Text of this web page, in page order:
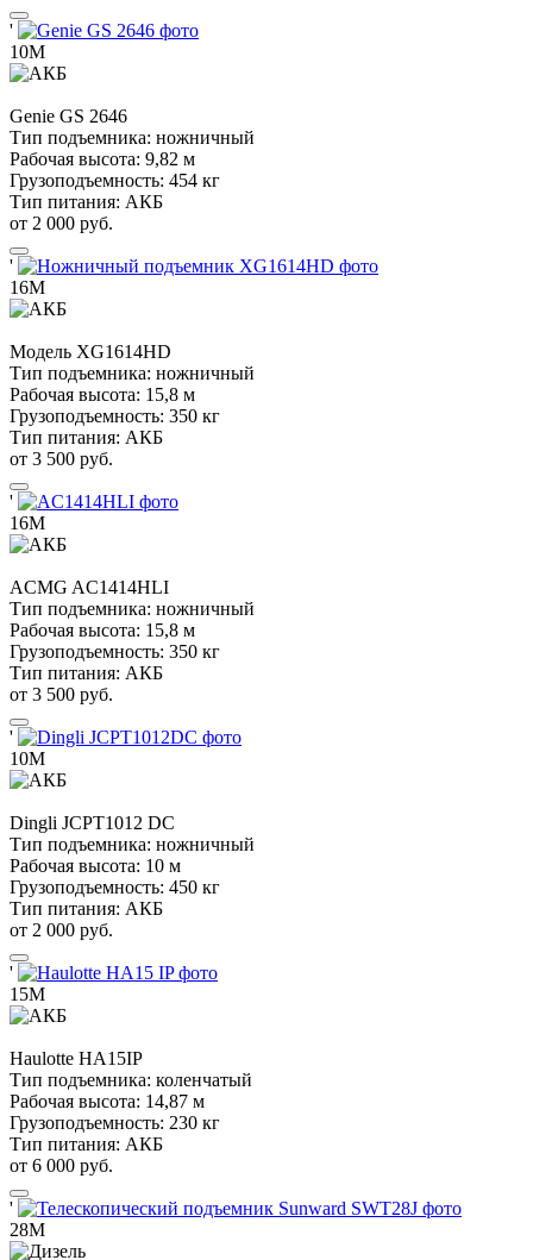
'
10М
Genie GS 2646
Тип подъемника: ножничный
Рабочая высота: 9,82 м
Грузоподъемность: 454 кг
Тип питания: АКБ
от 2 000 руб.
'
16М
Модель XG1614HD
Тип подъемника: ножничный
Рабочая высота: 15,8 м
Грузоподъемность: 350 кг
Тип питания: АКБ
от 3 500 руб.
'
16М
ACMG AC1414HLI
Тип подъемника: ножничный
Рабочая высота: 15,8 м
Грузоподъемность: 350 кг
Тип питания: АКБ
от 3 500 руб.
'
10М
Dingli JCPT1012 DC
Тип подъемника: ножничный
Рабочая высота: 10 м
Грузоподъемность: 450 кг
Тип питания: АКБ
от 2 000 руб.
'
15М
Haulotte HA15IP
Тип подъемника: коленчатый
Рабочая высота: 14,87 м
Грузоподъемность: 230 кг
Тип питания: АКБ
от 6 000 руб.
'
28М